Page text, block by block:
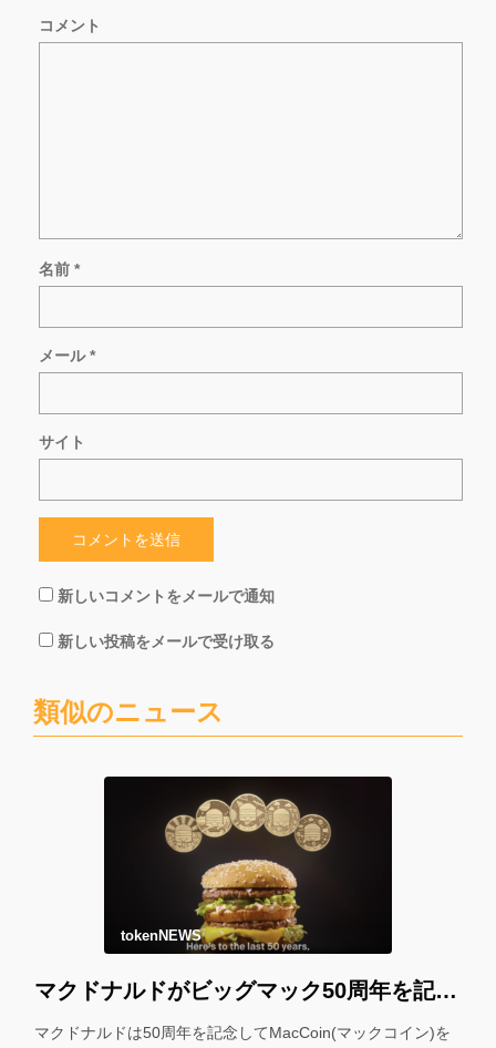
コメント
名前 *
メール*
サイト
新しいコメントをメールで通知
新しい投稿をメールで受け取る
類似のニュース
tokenNEWS
マクドナルドがビッグマック50周年を記念して「マックコイン」を配布！＊
マクドナルドは50周年を記念してMacCoin(マックコイン)を